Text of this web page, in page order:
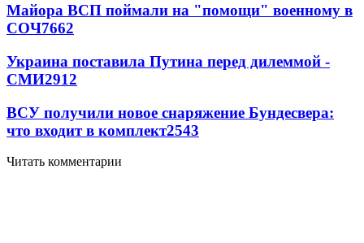
Майора ВСП поймали на "помощи" военному в
СОЧ7662
Украина поставила Путина перед дилеммой -
СМИ2912
ВСУ получили новое снаряжение Бундесвера:
что входит в комплект2543
Читать комментарии